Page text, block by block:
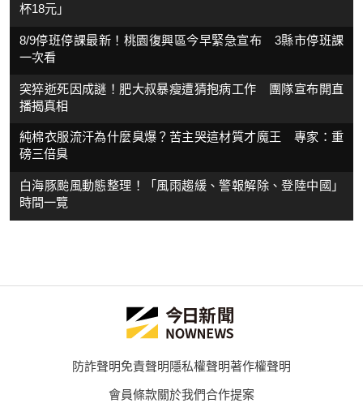
杯18元」
8/9停班停課最新！桃園復興區今早緊急宣布 3縣市停班課
一次看
突猝逝死因成謎！肥大叔暴瘦遭猜抱病工作 團隊宣布開直
播揭真相
純棉衣服流汗為什麼臭爆？苦主哭這材質才魔王 專家：重
磅三倍臭
白海豚颱風動態整理！「風雨趨緩、警報解除、登陸中國」
時間一覽
防詐聲明免責聲明隱私權聲明著作權聲明
會員條款關於我們合作提案